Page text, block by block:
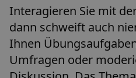
Interagieren Sie mit
dann schweift auch
Ihnen
Umfragen oder